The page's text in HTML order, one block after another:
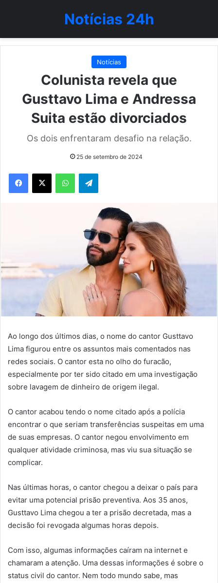
Notícias 24h
Notícias
Colunista revela que
Gusttavo Lima e Andressa
Suita estão divorciados
Os dois enfrentaram desafio na relação.
25 de setembro de 2024
WhatsAppTelegram
Ao longo dos últimos dias, o nome do cantor Gusttavo
Lima figurou entre os assuntos mais comentados nas
redes sociais. O cantor esta no olho do furacão,
especialmente por ter sido citado em uma investigação
sobre lavagem de dinheiro de origem ilegal.
O cantor acabou tendo o nome citado após a polícia
encontrar o que seriam transferências suspeitas em uma
de suas empresas. O cantor negou envolvimento em
qualquer atividade criminosa, mas viu sua situação se
complicar.
Nas últimas horas, o cantor chegou a deixar o país para
evitar uma potencial prisão preventiva. Aos 35 anos,
Gusttavo Lima chegou a ter a prisão decretada, mas a
decisão foi revogada algumas horas depois.
Com isso, algumas informações caíram na internet e
chamaram a atenção. Uma dessas informações é sobre o
status civil do cantor. Nem todo mundo sabe, mas